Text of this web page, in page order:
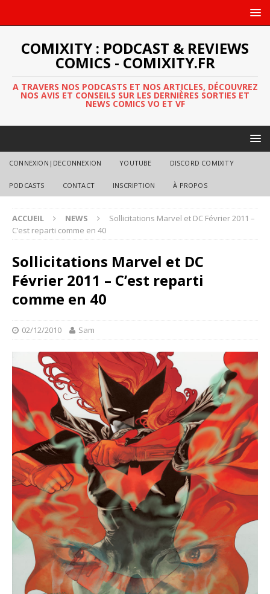
COMIXITY : PODCAST & REVIEWS
COMICS - COMIXITY.FR
A TRAVERS NOS PODCASTS ET NOS ARTICLES, DÉCOUVREZ
NOS AVIS ET CONSEILS SUR LES DERNIÈRES SORTIES ET
NEWS COMICS VO ET VF
CONNEXION|DECONNEXION YOUTUBE DISCORD COMIXITY
PODCASTS CONTACT INSCRIPTION À PROPOS
ACCUEIL NEWS
Sollicitations Marvel et DC Février 2011 –
C’est reparti comme en 40
Sollicitations Marvel et DC
Février 2011 – C’est reparti
comme en 40
02/12/2010 Sam